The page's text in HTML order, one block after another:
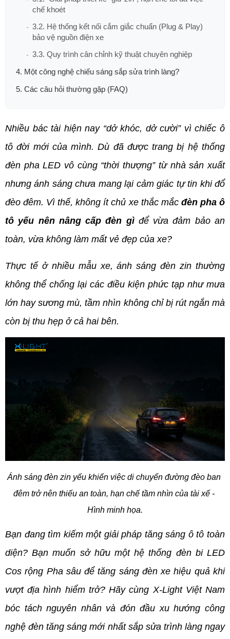
chế khoét
3.2. Hệ thống kết nối cắm giắc chuẩn (Plug & Play)
bảo vệ nguồn điện xe
3.3. Quy trình cân chỉnh kỹ thuật chuyên nghiệp
4. Một công nghệ chiếu sáng sắp sửa trình làng?
5. Các câu hỏi thường gặp (FAQ)
Nhiều bác tài hiện nay “dở khóc, dở cười” vì chiếc ô
tô đời mới của mình. Dù đã được trang bị hệ thống
đèn pha LED vô cùng “thời thượng” từ nhà sản xuất
nhưng ánh sáng chưa mang lại cảm giác tự tin khi đổ
đèo đêm. Vì thế, không ít chủ xe thắc mắc đèn pha ô
tô yếu nên nâng cấp đèn gì để vừa đảm bảo an
toàn, vừa không làm mất vẻ đẹp của xe?
Thực tế ở nhiều mẫu xe, ánh sáng đèn zin thường
không thể chống lại các điều kiện phức tạp như mưa
lớn hay sương mù, tầm nhìn không chỉ bị rút ngắn mà
còn bị thu hẹp ở cả hai bên.
Ánh sáng đèn zin yếu khiến việc di chuyển đường đèo ban
đêm trở nên thiếu an toàn, hạn chế tầm nhìn của tài xế -
Hình minh họa.
Bạn đang tìm kiếm một giải pháp tăng sáng ô tô toàn
diện? Bạn muốn sở hữu một hệ thống đèn bi LED
Cos rộng Pha sâu để tăng sáng đèn xe hiệu quả khi
vượt địa hình hiểm trở? Hãy cùng X-Light Việt Nam
bóc tách nguyên nhân và đón đầu xu hướng công
nghệ đèn tăng sáng mới nhất sắp sửa trình làng ngay